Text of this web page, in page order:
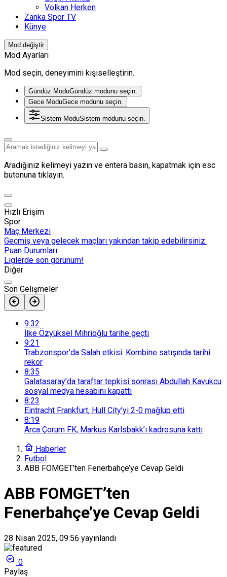
Volkan Herken
Zanka Spor TV
Künye
Mod değiştir
Mod Ayarları
Mod seçin, deneyimini kişiselleştirin.
Gündüz ModuGündüz modunu seçin.
Gece ModuGece modunu seçin.
Sistem ModuSistem modunu seçin.
Aradığınız kelimeyi yazın ve entera basın, kapatmak için esc
butonuna tıklayın.
Hızlı Erişim
Spor
Maç Merkezi
Geçmiş veya gelecek maçları yakından takip edebilirsiniz.
Puan Durumları
Liglerde son görünüm!
Diğer
Son Gelişmeler
9:32
İlke Özyüksel Mihrioğlu tarihe geçti
9:21
Trabzonspor’da Salah etkisi: Kombine satışında tarihi
rekor
8:35
Galatasaray’da taraftar tepkisi sonrası Abdullah Kavukcu
sosyal medya hesabını kapattı
8:23
Eintracht Frankfurt, Hull City’yi 2-0 mağlup etti
8:19
Arca Çorum FK, Markus Karlsbakk’ı kadrosuna kattı
Haberler
Futbol
ABB FOMGET’ten Fenerbahçe’ye Cevap Geldi
ABB FOMGET’ten
Fenerbahçe’ye Cevap Geldi
28 Nisan 2025, 09:56 yayınlandı
0
Paylaş